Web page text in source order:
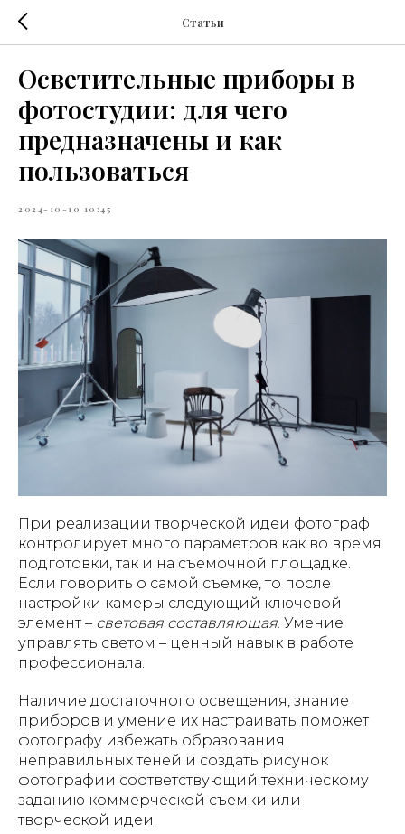
Статьи
Осветительные приборы в
фотостудии: для чего
предназначены и как
пользоваться
2024-10-10 10:45
При реализации творческой идеи фотограф
контролирует много параметров как во время
подготовки, так и на съемочной площадке.
Если говорить о самой съемке, то после
настройки камеры следующий ключевой
элемент – световая составляющая. Умение
управлять светом – ценный навык в работе
профессионала.
Наличие достаточного освещения, знание
приборов и умение их настраивать поможет
фотографу избежать образования
неправильных теней и создать рисунок
фотографии соответствующий техническому
заданию коммерческой съемки или
творческой идеи.